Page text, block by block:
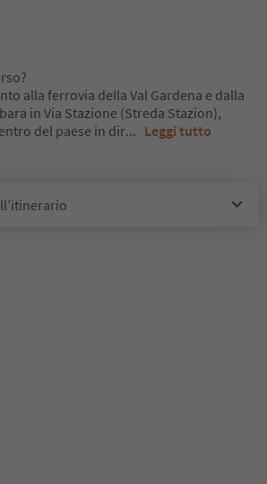
alla ferrovia della Val Gardena e dalla
in Via Stazione (Streda Stazion),
del paese in dir... Leggi tutto